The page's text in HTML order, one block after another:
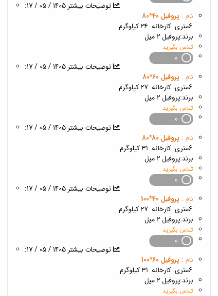
:توضیحات بیشتر
نام : پروفیل 40*80
6متری
کارخانه 24 کیلوگرم
برند:پروفیل 2 میل
تماس بگیرید
:توضیحات بیشتر
نام : پروفیل 60*80
6متری
کارخانه 27 کیلوگرم
برند:پروفیل 2 میل
تماس بگیرید
:توضیحات بیشتر
نام : پروفیل 80*80
6متری
کارخانه 31 کیلوگرم
برند:پروفیل 2 میل
تماس بگیرید
:توضیحات بیشتر
نام : پروفیل 40*100
6متری
کارخانه 27 کیلوگرم
برند:پروفیل 2 میل
تماس بگیرید
:توضیحات بیشتر
نام : پروفیل 60*100
6متری
کارخانه 31 کیلوگرم
برند:پروفیل 2 میل
تماس بگیرید